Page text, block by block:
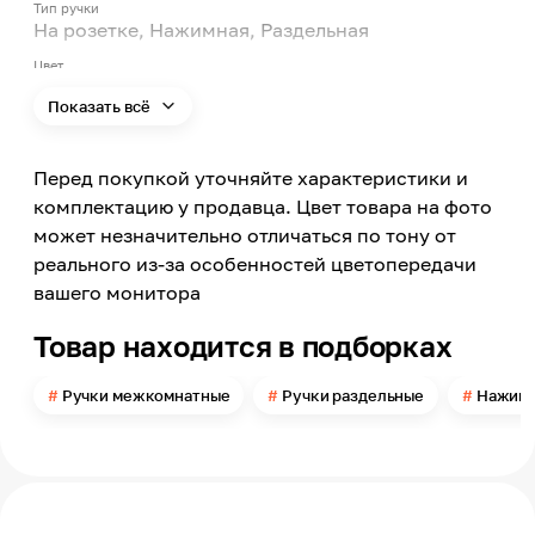
Тип ручки
На розетке, Нажимная, Раздельная
Цвет
Поверхность
Матовая
Материал
Алюминий
Форма розетки
Модельный ряд
Покрытие
Показать всё
Перед покупкой уточняйте характеристики и
комплектацию у продавца. Цвет товара на фото
может незначительно отличаться по тону от
реального из-за особенностей цветопередачи
вашего монитора
Товар находится в подборках
Ручки межкомнатные Ручки раздельные